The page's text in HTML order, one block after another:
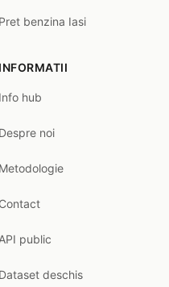
Pret benzina Iasi
INFORMATII
Info hub
Despre noi
Metodologie
Contact
API public
Dataset deschis